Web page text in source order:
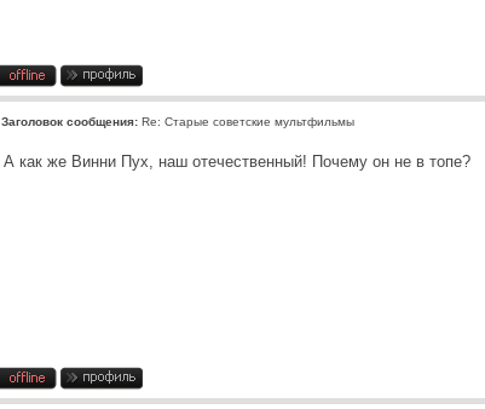
Заголовок сообщения: Re: Старые советские мультфильмы
А как же Винни Пух, наш отечественный! Почему он не в топе?